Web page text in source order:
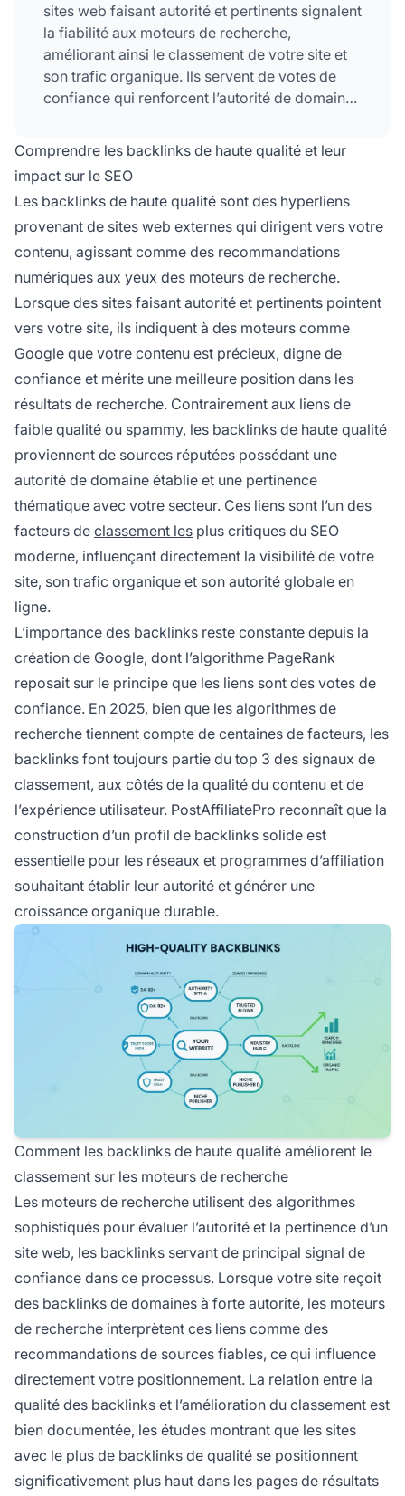
sites web faisant autorité et pertinents signalent
la fiabilité aux moteurs de recherche,
améliorant ainsi le classement de votre site et
son trafic organique. Ils servent de votes de
confiance qui renforcent l’autorité de domaine,
génèrent un trafic de référence issu
d’utilisateurs engagés.
Comprendre les backlinks de haute qualité et leur
impact sur le SEO
Les backlinks de haute qualité sont des hyperliens
provenant de sites web externes qui dirigent vers votre
contenu, agissant comme des recommandations
numériques aux yeux des moteurs de recherche.
Lorsque des sites faisant autorité et pertinents pointent
vers votre site, ils indiquent à des moteurs comme
Google que votre contenu est précieux, digne de
confiance et mérite une meilleure position dans les
résultats de recherche. Contrairement aux liens de
faible qualité ou spammy, les backlinks de haute qualité
proviennent de sources réputées possédant une
autorité de domaine établie et une pertinence
thématique avec votre secteur. Ces liens sont l’un des
facteurs de classement les plus critiques du SEO
moderne, influençant directement la visibilité de votre
site, son trafic organique et son autorité globale en
ligne.
L’importance des backlinks reste constante depuis la
création de Google, dont l’algorithme PageRank
reposait sur le principe que les liens sont des votes de
confiance. En 2025, bien que les algorithmes de
recherche tiennent compte de centaines de facteurs, les
backlinks font toujours partie du top 3 des signaux de
classement, aux côtés de la qualité du contenu et de
l’expérience utilisateur. PostAffiliatePro reconnaît que la
construction d’un profil de backlinks solide est
essentielle pour les réseaux et programmes d’affiliation
souhaitant établir leur autorité et générer une
croissance organique durable.
Comment les backlinks de haute qualité améliorent le
classement sur les moteurs de recherche
Les moteurs de recherche utilisent des algorithmes
sophistiqués pour évaluer l’autorité et la pertinence d’un
site web, les backlinks servant de principal signal de
confiance dans ce processus. Lorsque votre site reçoit
des backlinks de domaines à forte autorité, les moteurs
de recherche interprètent ces liens comme des
recommandations de sources fiables, ce qui influence
directement votre positionnement. La relation entre la
qualité des backlinks et l’amélioration du classement est
bien documentée, les études montrant que les sites
avec le plus de backlinks de qualité se positionnent
significativement plus haut dans les pages de résultats